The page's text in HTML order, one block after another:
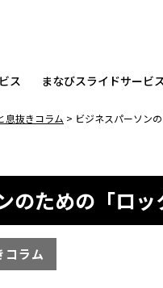
ス まなびスライドサービ
息抜きコラム > ビジネスパーソン
のための「ロ
コラム